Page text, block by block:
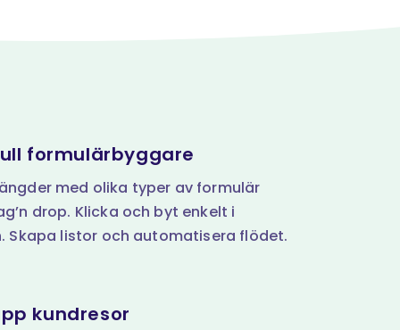
formulärbyggare
med olika typer av formulär
drop. Klicka och byt enkelt i
Skapa listor och automatisera flödet.
kundresor